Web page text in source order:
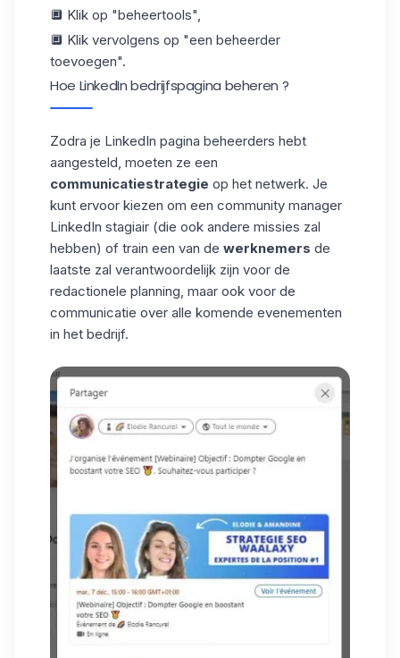
🔲 Klik op "beheertools",
🔲 Klik vervolgens op "een beheerder
toevoegen".
Hoe LinkedIn bedrijfspagina beheren ?
Zodra je LinkedIn pagina beheerders hebt
aangesteld, moeten ze een
communicatiestrategie op het netwerk. Je
kunt ervoor kiezen om een community manager
LinkedIn stagiair (die ook andere missies zal
hebben) of train een van de werknemers de
laatste zal verantwoordelijk zijn voor de
redactionele planning, maar ook voor de
communicatie over alle komende evenementen
in het bedrijf.